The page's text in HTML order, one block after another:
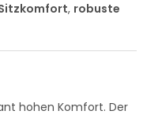
, robuste
hohen Komfort. Der